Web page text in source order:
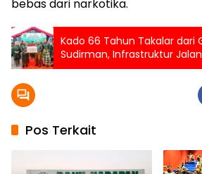
bebas dari narkotika.
Kado 66 Tahun Takalar dari
Sudirman, Infrastruktur
Bantuan untuk Rakyat
Pos Terkait